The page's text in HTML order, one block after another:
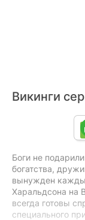
Викинги
Боги не
богатства,
вынужден
Харальдсона на
всегда готовы
специального